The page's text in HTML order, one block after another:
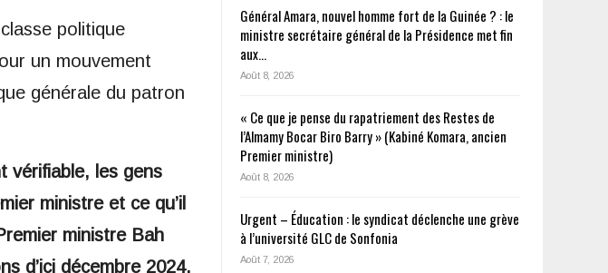
politique
un mouvement
générale du patron
vérifiable, les gens
ministre et ce qu’il
ministre Bah
d’ici décembre 2024,
Général Amara, nouvel homme fort de la Guinée ? : le
ministre secrétaire général de la Présidence met fin
aux…
Août 8, 2026
« Ce que je pense du rapatriement des Restes de
l’Almamy Bocar Biro Barry » (Kabiné Komara, ancien
Premier ministre)
Août 8, 2026
Urgent – Éducation : le syndicat déclenche une grève
à l’université GLC de Sonfonia
Août 7, 2026